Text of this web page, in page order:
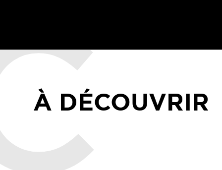
À DÉCOUVRIR